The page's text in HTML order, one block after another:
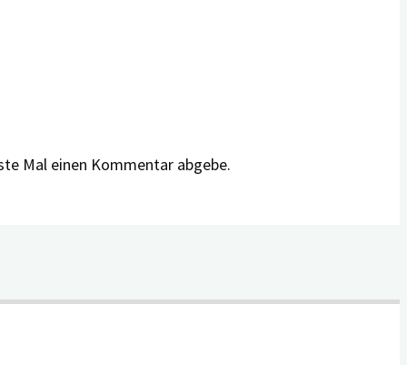
Mal einen Kommentar abgebe.